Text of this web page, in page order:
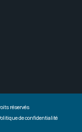
réservés
de confidentialité